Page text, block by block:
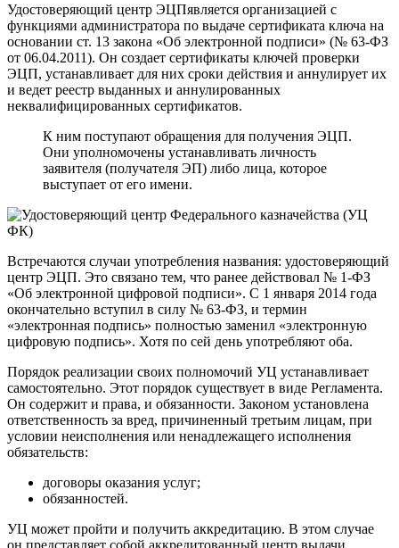
Удостоверяющий центр ЭЦПявляется организацией с
функциями администратора по выдаче сертификата ключа на
основании ст. 13 закона «Об электронной подписи» (№ 63-ФЗ
от 06.04.2011). Он создает сертификаты ключей проверки
ЭЦП, устанавливает для них сроки действия и аннулирует их
и ведет реестр выданных и аннулированных
неквалифицированных сертификатов.
К ним поступают обращения для получения ЭЦП.
Они уполномочены устанавливать личность
заявителя (получателя ЭП) либо лица, которое
выступает от его имени.
Встречаются случаи употребления названия: удостоверяющий
центр ЭЦП. Это связано тем, что ранее действовал № 1-ФЗ
«Об электронной цифровой подписи». С 1 января 2014 года
окончательно вступил в силу № 63-ФЗ, и термин
«электронная подпись» полностью заменил «электронную
цифровую подпись». Хотя по сей день употребляют оба.
Порядок реализации своих полномочий УЦ устанавливает
самостоятельно. Этот порядок существует в виде Регламента.
Он содержит и права, и обязанности. Законом установлена
ответственность за вред, причиненный третьим лицам, при
условии неисполнения или ненадлежащего исполнения
обязательств:
договоры оказания услуг;
обязанностей.
УЦ может пройти и получить аккредитацию. В этом случае
он представляет собой аккредитованный центр выдачи